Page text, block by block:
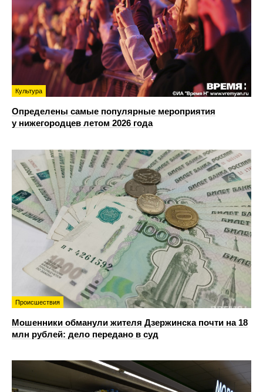
Культура
Определены самые популярные мероприятия
у нижегородцев летом 2026 года
Происшествия
Мошенники обманули жителя Дзержинска почти на 18
млн рублей: дело передано в суд